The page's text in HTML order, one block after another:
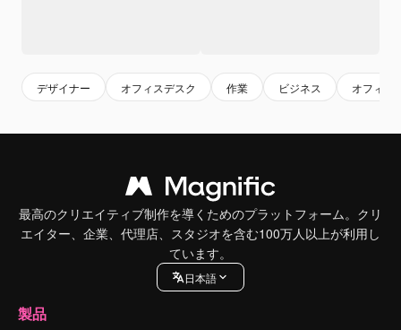
デザイナー オフィスデスク 作業 ビジネス オフィス
最高のクリエイティブ制作を導くためのプラットフォーム。クリ
エイター、企業、代理店、スタジオを含む100万人以上が利用し
ています。
日本語
製品